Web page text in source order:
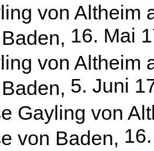
von Altheim
16. Mai
von Altheim
5. Juni
Gayling von
von Baden,